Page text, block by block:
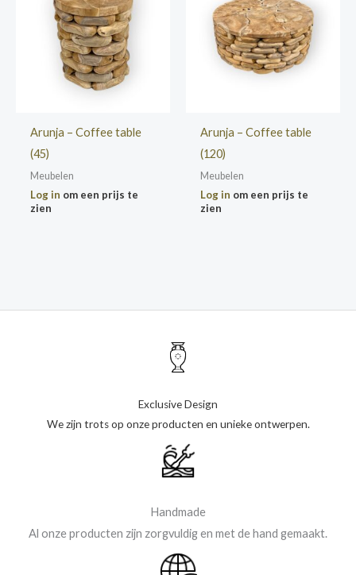
Arunja – Coffee table
(45)
Meubelen
Log in om een prijs te
zien
Arunja – Coffee table
(120)
Meubelen
Log in om een prijs te
zien
Exclusive Design
We zijn trots op onze producten en unieke ontwerpen.
Handmade
Al onze producten zijn zorgvuldig en met de hand gemaakt.